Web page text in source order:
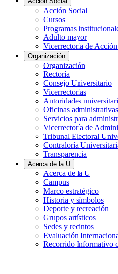
Acción Social
Cursos
Programas
Adulto mayor
Vicerrectoría de
Organización
Organización
Rectoría
Consejo Universitario
Vicerrectorías
Autoridades
Oficinas administrativas
Servicios para
Vicerrectoría de
Tribunal Electoral
Contraloría
Transparencia
Acerca de la U
Acerca de la U
Campus
Marco estratégico
Historia y símbolos
Deporte y recreación
Grupos artísticos
Sedes y recintos
Evaluación
Recorrido Informativo